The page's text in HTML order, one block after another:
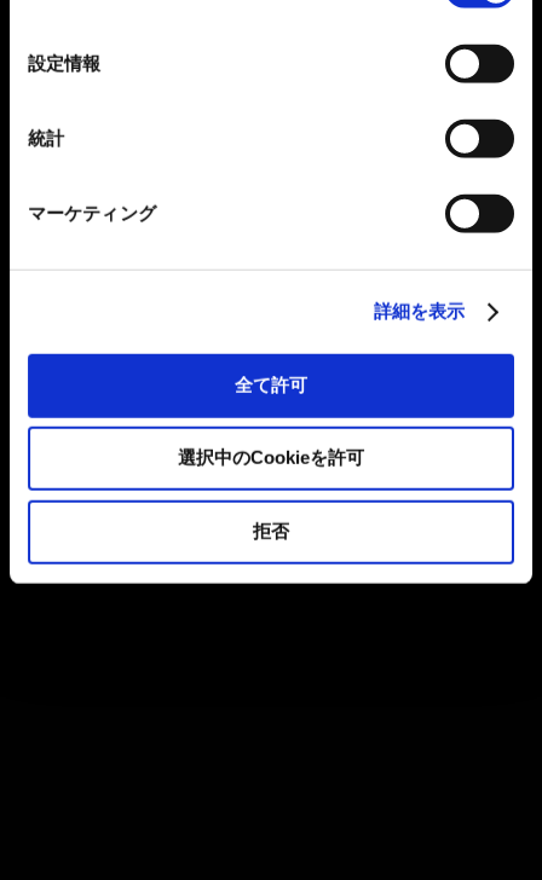
設定情報
統計
マーケティング
詳細を表示
全て許可
選択中のCookieを許可
拒否